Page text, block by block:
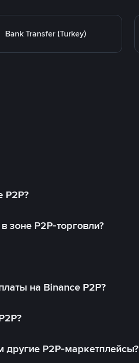
Bank Transfer (Turkey)
P2P?
зоне P2P-торговли?
на Binance P2P?
P2P-маркетплейсы?